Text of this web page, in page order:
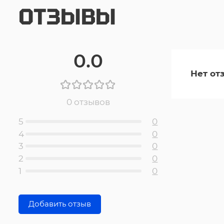
ОТЗЫВЫ
0.0
0 отзывов
5
0
4
0
3
0
2
0
1
0
Добавить отзыв
Нет